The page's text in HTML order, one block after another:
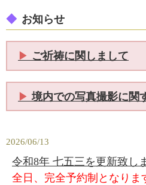
◆ お知らせ
▶︎ ご祈祷に関しまして
▶︎境内での写真撮影に関
2026/06/13
令和8年 七五三を更新致し
全日、完全予約制となりま